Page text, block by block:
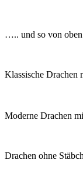
….. und so von
Klassische Drachen
Moderne Drachen
Drachen ohne